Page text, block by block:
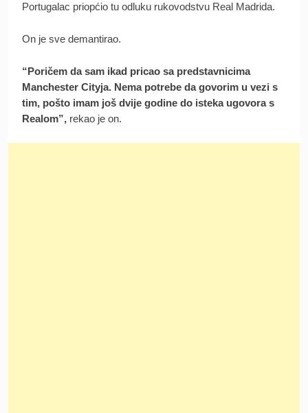
Portugalac priopćio tu odluku rukovodstvu Real Madrida.
On je sve demantirao.
“Poričem da sam ikad pricao sa predstavnicima
Manchester Cityja. Nema potrebe da govorim u vezi s
tim, pošto imam još dvije godine do isteka ugovora s
Realom”, rekao je on.